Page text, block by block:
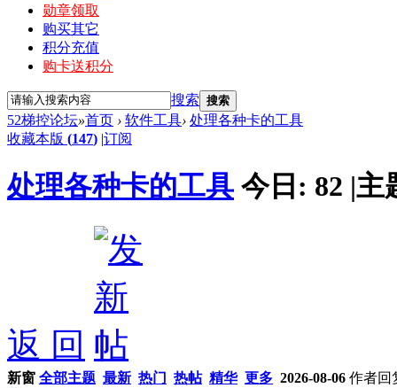
勋章领取
购买其它
积分充值
购卡送积分
搜索 搜索
52梯控论坛»首页 › 软件工具› 处理各种卡的工具
收藏本版 (147) |订阅
处理各种卡的工具 今日: 82 |主
返 回
新窗 全部主题 最新 热门 热帖 精华 更多 2026-08-06 作者回